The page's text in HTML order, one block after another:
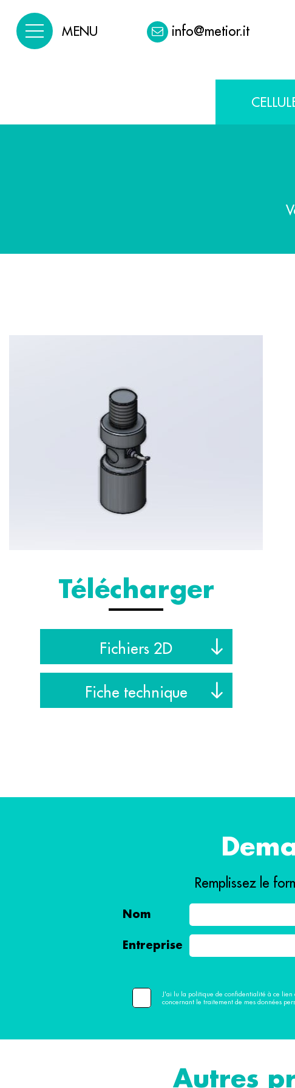
MENU info@metior.it
Télécharger
Fichiers 2D
Fiche technique
Remplissez le
Nom
Entreprise
J'ai lu la politique de confidentialité à ce lien
concernant le traitement de mes données
Autres